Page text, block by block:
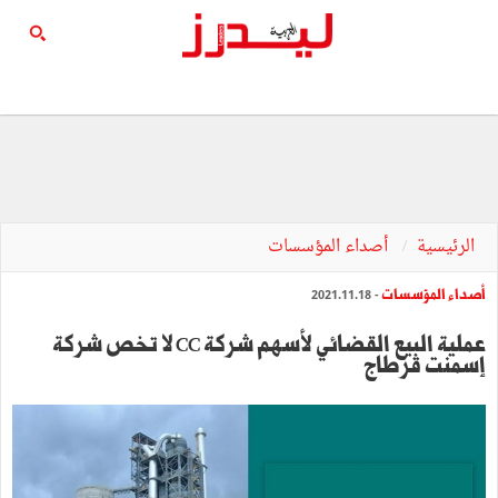
الرئيسية أصداء المؤسسات
أصداء المؤسسات- 2021.11.18
عملية البيع القضائي لأسهم شركة CC لا تخص شركة
إسمنت قرطاج